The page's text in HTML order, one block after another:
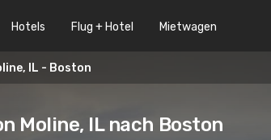
Hotels Flug + Hotel Mietwagen
IL - Boston
Moline, IL nach Boston